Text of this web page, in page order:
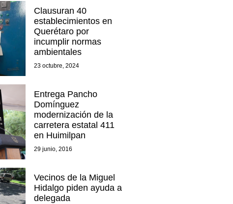
Clausuran 40
establecimientos en
Querétaro por
incumplir normas
ambientales
23 octubre, 2024
Entrega Pancho
Domínguez
modernización de la
carretera estatal 411
en Huimilpan
29 junio, 2016
Vecinos de la Miguel
Hidalgo piden ayuda a
delegada